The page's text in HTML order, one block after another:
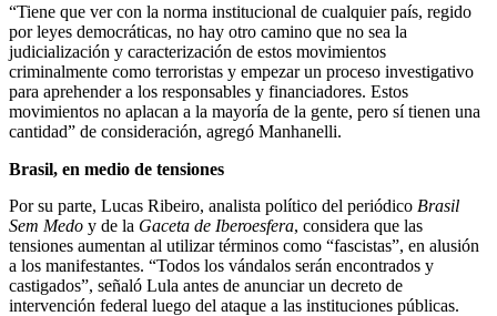
“Tiene que ver con la norma institucional de cualquier país, regido
por leyes democráticas, no hay otro camino que no sea la
judicialización y caracterización de estos movimientos
criminalmente como terroristas y empezar un proceso investigativo
para aprehender a los responsables y financiadores. Estos
movimientos no aplacan a la mayoría de la gente, pero sí tienen una
cantidad” de consideración, agregó Manhanelli.
Brasil, en medio de tensiones
Por su parte, Lucas Ribeiro, analista político del periódico Brasil
Sem Medo y de la Gaceta de Iberoesfera, considera que las
tensiones aumentan al utilizar términos como “fascistas”, en alusión
a los manifestantes. “Todos los vándalos serán encontrados y
castigados”, señaló Lula antes de anunciar un decreto de
intervención federal luego del ataque a las instituciones públicas.